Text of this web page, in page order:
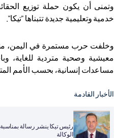
وتمنى أن يكون حملة توزيع
خدمية وتعليمية جديدة تتبناها "تيكا".
وخلفت حرب مستمرة في اليمن، منذ
معيشية وصحية متردية للغاية،
مساعدات إنسانية، بحسب الأمم
الأخبار القادمة
الوكالة